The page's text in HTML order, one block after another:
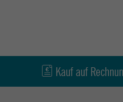
Kauf auf